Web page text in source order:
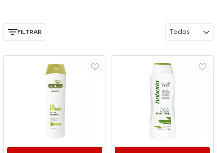
FILTRAR Todos